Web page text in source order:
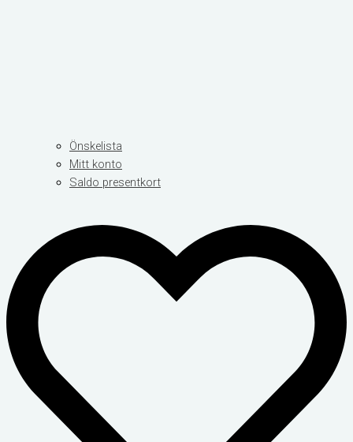
Önskelista
Mitt konto
Saldo presentkort